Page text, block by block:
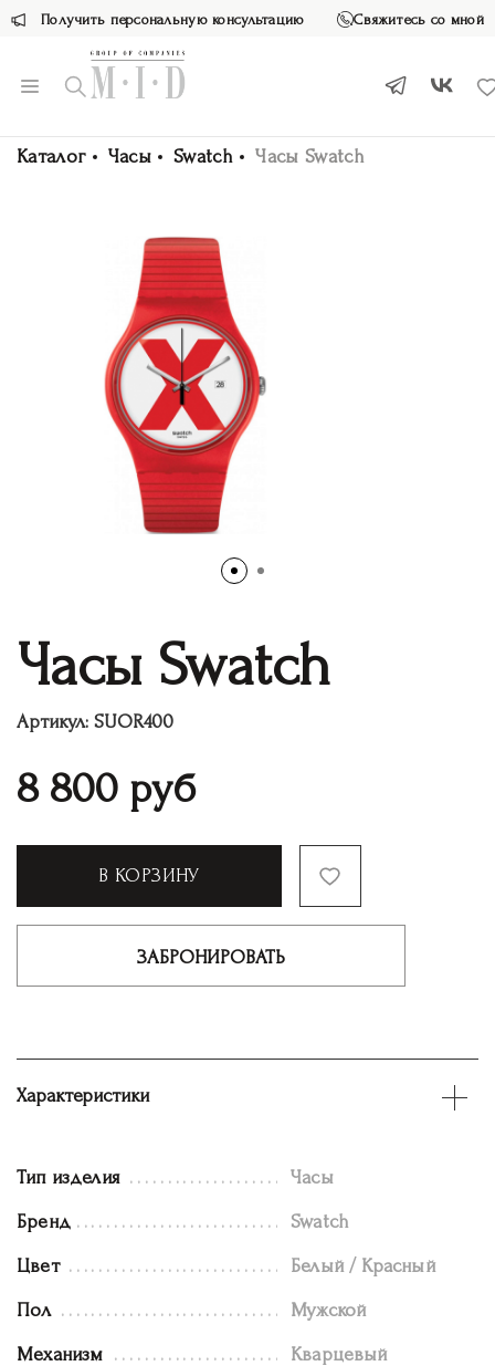
Получить персональную консультацию Свяжитесь со мной
Каталог Часы Swatch Часы Swatch
Часы Swatch
Артикул: SUOR400
8 800 руб
В КОРЗИНУ
ЗАБРОНИРОВАТЬ
Характеристики
Тип изделия Часы
Бренд Swatch
Цвет Белый / Красный
Пол Мужской
Механизм Кварцевый